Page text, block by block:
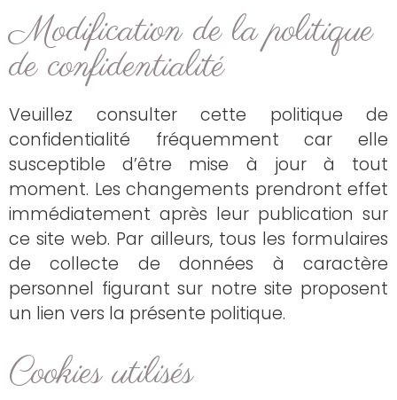
Modification de la politique
de confidentialité
Veuillez consulter cette politique de
confidentialité fréquemment car elle
susceptible d’être mise à jour à tout
moment. Les changements prendront effet
immédiatement après leur publication sur
ce site web. Par ailleurs, tous les formulaires
de collecte de données à caractère
personnel figurant sur notre site proposent
un lien vers la présente politique.
Cookies utilisés